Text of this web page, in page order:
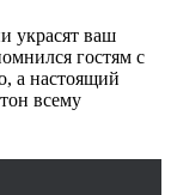
украсят ваш
гостям с
а настоящий
всему